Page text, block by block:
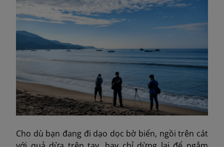
Cho dù bạn đang đi dạo dọc bờ biển, ngồi trên cát